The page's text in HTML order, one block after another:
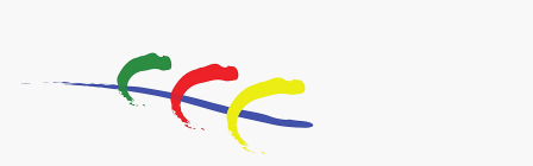
2025-09-08 渣打香港馬拉松2026 慈善計劃
Lockton Fearless Dragon Trail